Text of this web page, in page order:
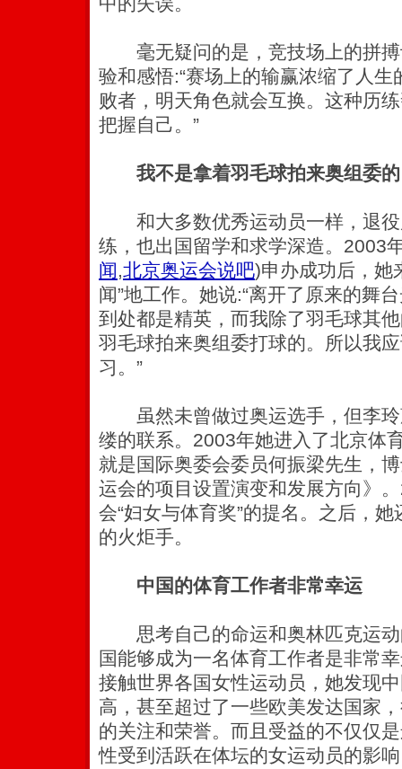
毫无疑问的是，竞技场上的拼搏
验和感悟:“赛场上的输赢浓缩了人
败者，明天角色就会互换。这种历
把握自己。”
我不是拿着羽毛球拍来奥组委的
和大多数优秀运动员一样，退役
练，也出国留学和求学深造。2003
闻,北京奥运会说吧)申办成功后，她
闻”地工作。她说:“离开了原来的舞
到处都是精英，而我除了羽毛球其
羽毛球拍来奥组委打球的。所以我
习。”
虽然未曾做过奥运选手，但李玲
缕的联系。2003年她进入了北京体
就是国际奥委会委员何振梁先生，
运会的项目设置演变和发展方向》
会“妇女与体育奖”的提名。之后，
的火炬手。
中国的体育工作者非常幸运
思考自己的命运和奥林匹克运动
国能够成为一名体育工作者是非常
接触世界各国女性运动员，她发现
高，甚至超过了一些欧美发达国家
的关注和荣誉。而且受益的不仅仅
性受到活跃在体坛的女运动员的影